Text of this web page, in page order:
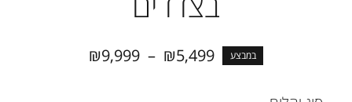
במבצע ₪5,499
–
₪9,999